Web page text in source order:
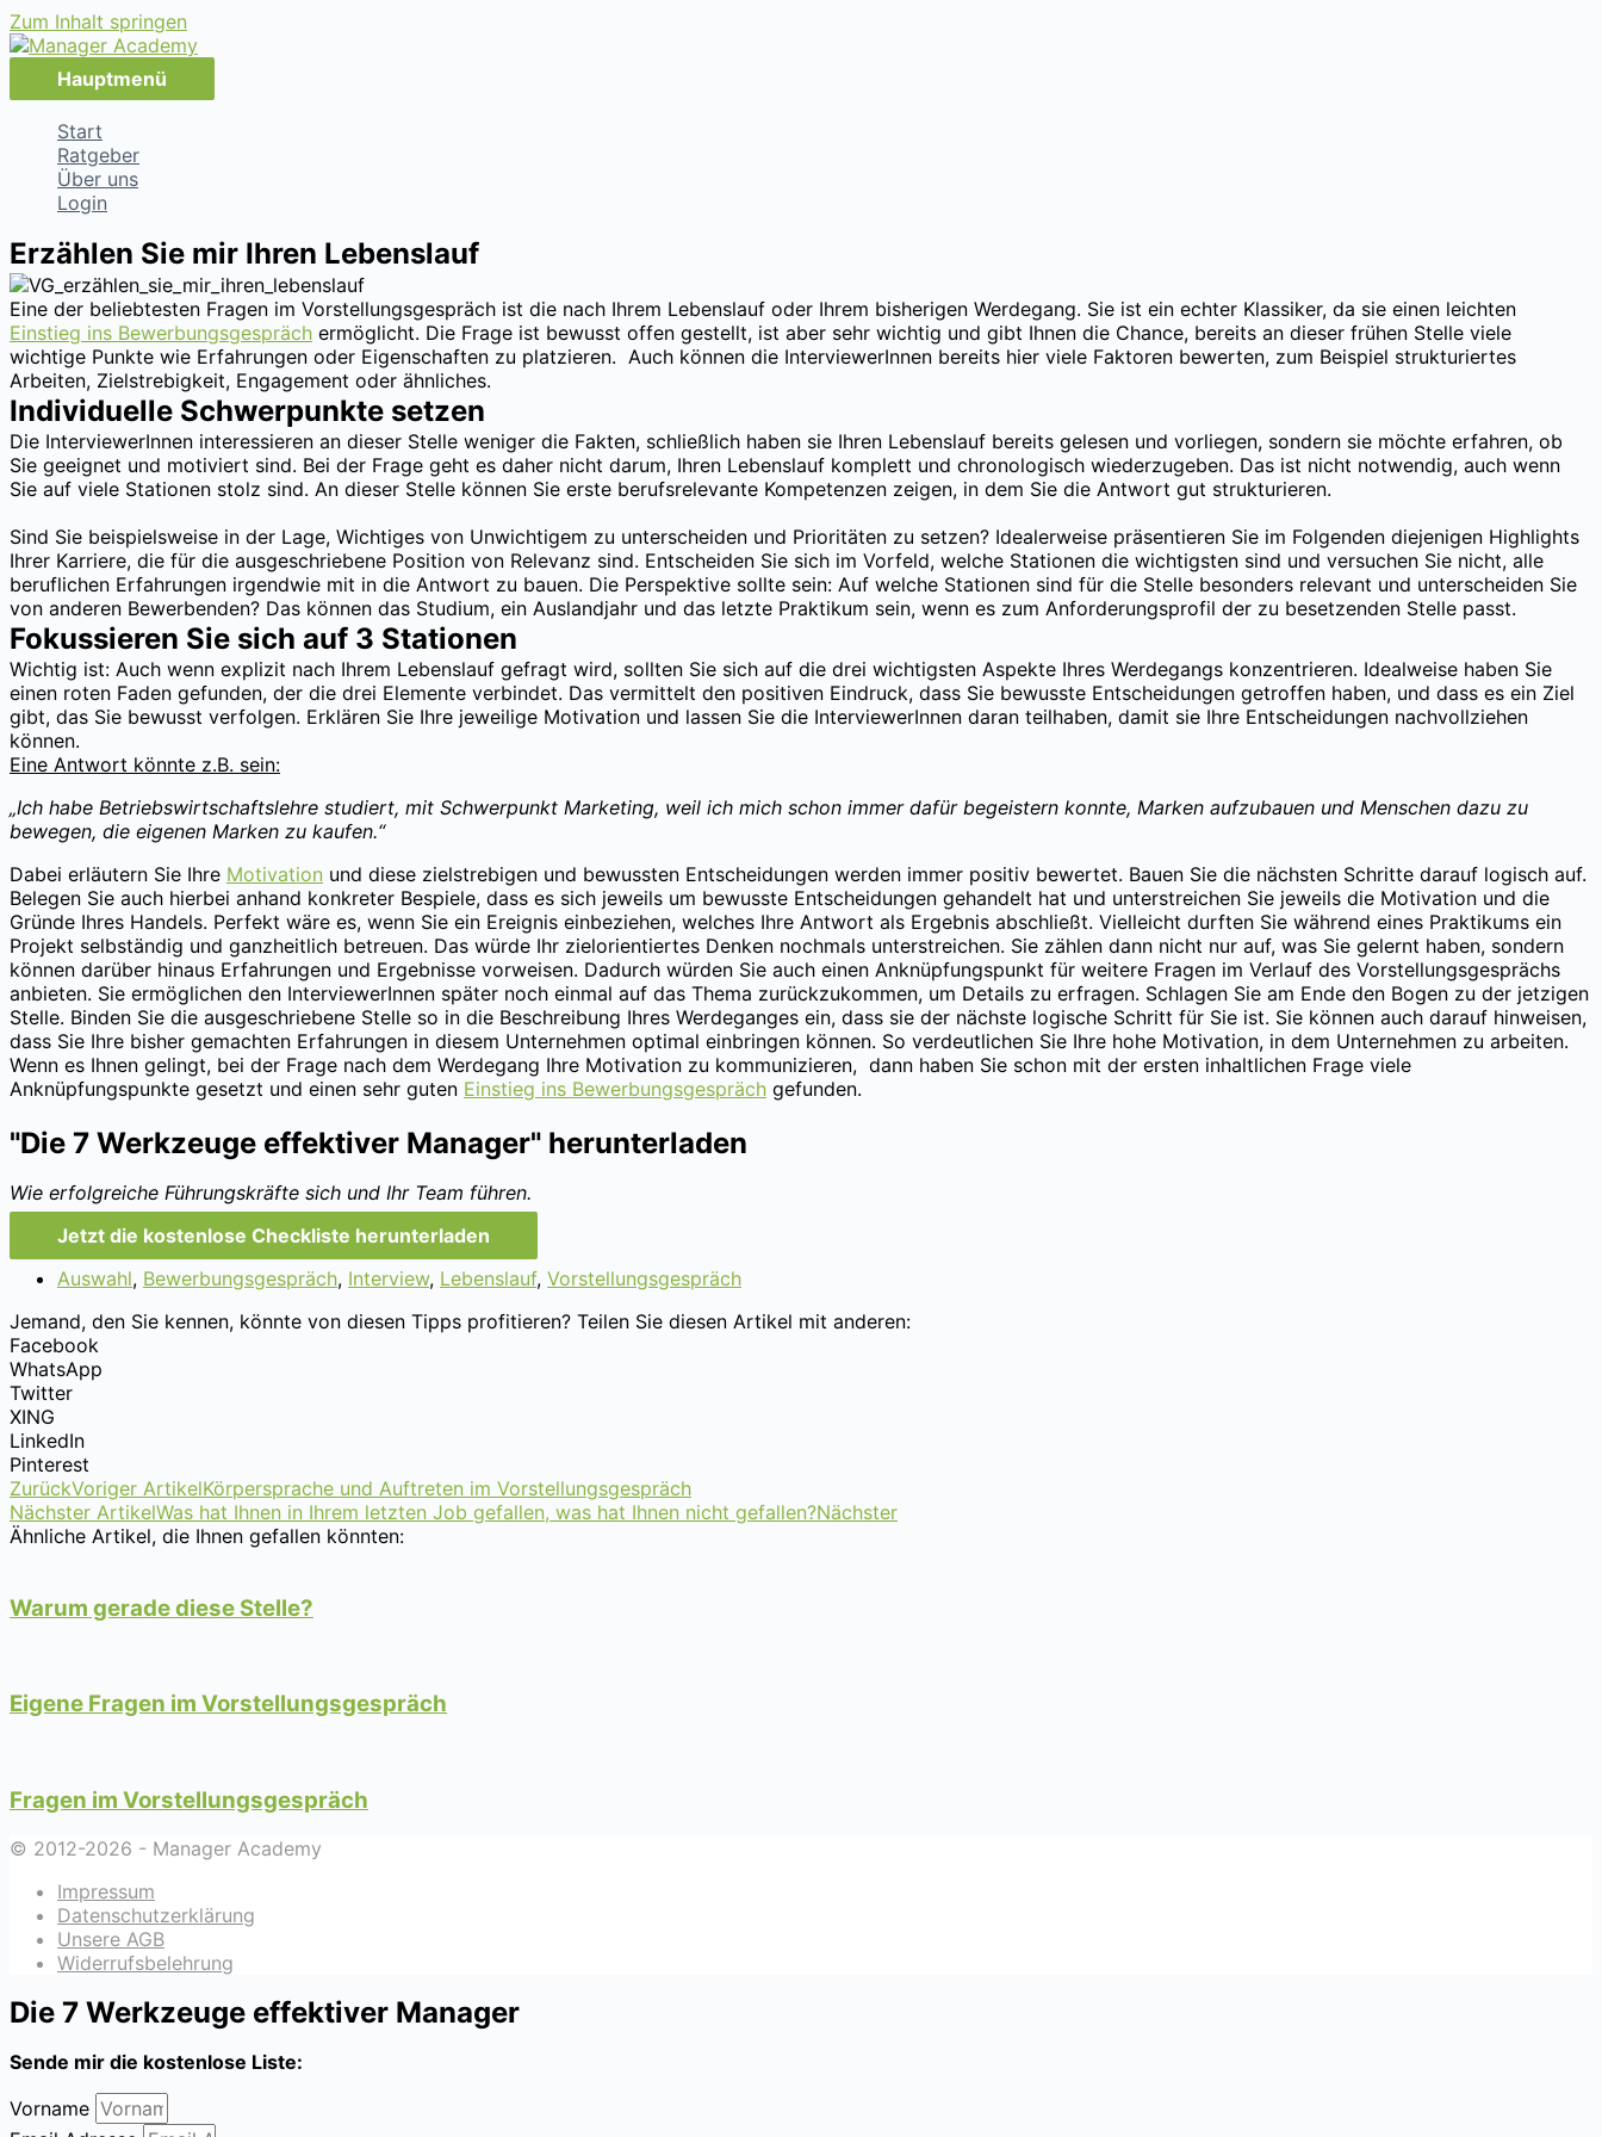
Zum Inhalt springen
Hauptmenü
Start
Ratgeber
Über uns
Login
Erzählen Sie mir Ihren Lebenslauf
Eine der beliebtesten Fragen im Vorstellungsgespräch ist die nach Ihrem Lebenslauf oder Ihrem bisherigen Werdegang. Sie ist ein echter Klassiker, da sie einen leichten
Einstieg ins Bewerbungsgespräch ermöglicht. Die Frage ist bewusst offen gestellt, ist aber sehr wichtig und gibt Ihnen die Chance, bereits an dieser frühen Stelle viele
wichtige Punkte wie Erfahrungen oder Eigenschaften zu platzieren. Auch können die InterviewerInnen bereits hier viele Faktoren bewerten, zum Beispiel strukturiertes
Arbeiten, Zielstrebigkeit, Engagement oder ähnliches.
Individuelle Schwerpunkte setzen
Die InterviewerInnen interessieren an dieser Stelle weniger die Fakten, schließlich haben sie Ihren Lebenslauf bereits gelesen und vorliegen, sondern sie möchte erfahren, ob
Sie geeignet und motiviert sind. Bei der Frage geht es daher nicht darum, Ihren Lebenslauf komplett und chronologisch wiederzugeben. Das ist nicht notwendig, auch wenn
Sie auf viele Stationen stolz sind. An dieser Stelle können Sie erste berufsrelevante Kompetenzen zeigen, in dem Sie die Antwort gut strukturieren.
Sind Sie beispielsweise in der Lage, Wichtiges von Unwichtigem zu unterscheiden und Prioritäten zu setzen? Idealerweise präsentieren Sie im Folgenden diejenigen Highlights
Ihrer Karriere, die für die ausgeschriebene Position von Relevanz sind. Entscheiden Sie sich im Vorfeld, welche Stationen die wichtigsten sind und versuchen Sie nicht, alle
beruflichen Erfahrungen irgendwie mit in die Antwort zu bauen. Die Perspektive sollte sein: Auf welche Stationen sind für die Stelle besonders relevant und unterscheiden Sie
von anderen Bewerbenden? Das können das Studium, ein Auslandjahr und das letzte Praktikum sein, wenn es zum Anforderungsprofil der zu besetzenden Stelle passt.
Fokussieren Sie sich auf 3 Stationen
Wichtig ist: Auch wenn explizit nach Ihrem Lebenslauf gefragt wird, sollten Sie sich auf die drei wichtigsten Aspekte Ihres Werdegangs konzentrieren. Idealweise haben Sie
einen roten Faden gefunden, der die drei Elemente verbindet. Das vermittelt den positiven Eindruck, dass Sie bewusste Entscheidungen getroffen haben, und dass es ein Ziel
gibt, das Sie bewusst verfolgen. Erklären Sie Ihre jeweilige Motivation und lassen Sie die InterviewerInnen daran teilhaben, damit sie Ihre Entscheidungen nachvollziehen
können.
Eine Antwort könnte z.B. sein:
„Ich habe Betriebswirtschaftslehre studiert, mit Schwerpunkt Marketing, weil ich mich schon immer dafür begeistern konnte, Marken aufzubauen und Menschen dazu zu
bewegen, die eigenen Marken zu kaufen.“
Dabei erläutern Sie Ihre Motivation und diese zielstrebigen und bewussten Entscheidungen werden immer positiv bewertet. Bauen Sie die nächsten Schritte darauf logisch auf.
Belegen Sie auch hierbei anhand konkreter Bespiele, dass es sich jeweils um bewusste Entscheidungen gehandelt hat und unterstreichen Sie jeweils die Motivation und die
Gründe Ihres Handels. Perfekt wäre es, wenn Sie ein Ereignis einbeziehen, welches Ihre Antwort als Ergebnis abschließt. Vielleicht durften Sie während eines Praktikums ein
Projekt selbständig und ganzheitlich betreuen. Das würde Ihr zielorientiertes Denken nochmals unterstreichen. Sie zählen dann nicht nur auf, was Sie gelernt haben, sondern
können darüber hinaus Erfahrungen und Ergebnisse vorweisen. Dadurch würden Sie auch einen Anknüpfungspunkt für weitere Fragen im Verlauf des Vorstellungsgesprächs
anbieten. Sie ermöglichen den InterviewerInnen später noch einmal auf das Thema zurückzukommen, um Details zu erfragen. Schlagen Sie am Ende den Bogen zu der jetzigen
Stelle. Binden Sie die ausgeschriebene Stelle so in die Beschreibung Ihres Werdeganges ein, dass sie der nächste logische Schritt für Sie ist. Sie können auch darauf hinweisen,
dass Sie Ihre bisher gemachten Erfahrungen in diesem Unternehmen optimal einbringen können. So verdeutlichen Sie Ihre hohe Motivation, in dem Unternehmen zu arbeiten.
Wenn es Ihnen gelingt, bei der Frage nach dem Werdegang Ihre Motivation zu kommunizieren, dann haben Sie schon mit der ersten inhaltlichen Frage viele
Anknüpfungspunkte gesetzt und einen sehr guten Einstieg ins Bewerbungsgespräch gefunden.
"Die 7 Werkzeuge effektiver Manager" herunterladen
Wie erfolgreiche Führungskräfte sich und Ihr Team führen.
Jetzt die kostenlose Checkliste herunterladen
Auswahl, Bewerbungsgespräch, Interview, Lebenslauf, Vorstellungsgespräch
Jemand, den Sie kennen, könnte von diesen Tipps profitieren? Teilen Sie diesen Artikel mit anderen:
Facebook
WhatsApp
Twitter
XING
LinkedIn
Pinterest
ZurückVoriger ArtikelKörpersprache und Auftreten im Vorstellungsgespräch
Nächster ArtikelWas hat Ihnen in Ihrem letzten Job gefallen, was hat Ihnen nicht gefallen?Nächster
Ähnliche Artikel, die Ihnen gefallen könnten:
Warum gerade diese Stelle?
Eigene Fragen im Vorstellungsgespräch
Fragen im Vorstellungsgespräch
© 2012-2026 - Manager Academy
Impressum
Datenschutzerklärung
Unsere AGB
Widerrufsbelehrung
Die 7 Werkzeuge effektiver Manager
Sende mir die kostenlose Liste:
Vorname